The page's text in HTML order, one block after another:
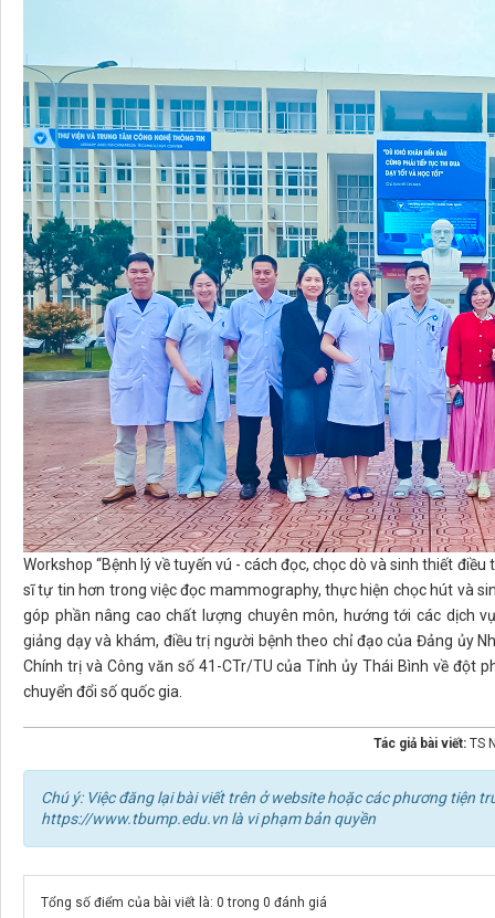
Workshop “Bệnh lý về tuyến vú - cách đọc, chọc dò và sinh thiết
sĩ tự tin hơn trong việc đọc mammography, thực hiện chọc hút và
góp phần nâng cao chất lượng chuyên môn, hướng tới các dịch
giảng dạy và khám, điều trị người bệnh theo chỉ đạo của Đảng ủy
Chính trị và Công văn số 41-CTr/TU của Tỉnh ủy Thái Bình về đột
chuyển đổi số quốc gia.
Tác giả bài viết: TS
Chú ý: Việc đăng lại bài viết trên ở website hoặc các phương tiện
https://www.tbump.edu.vn là vi phạm bản quyền
Tổng số điểm của bài viết là: 0 trong 0 đánh giá